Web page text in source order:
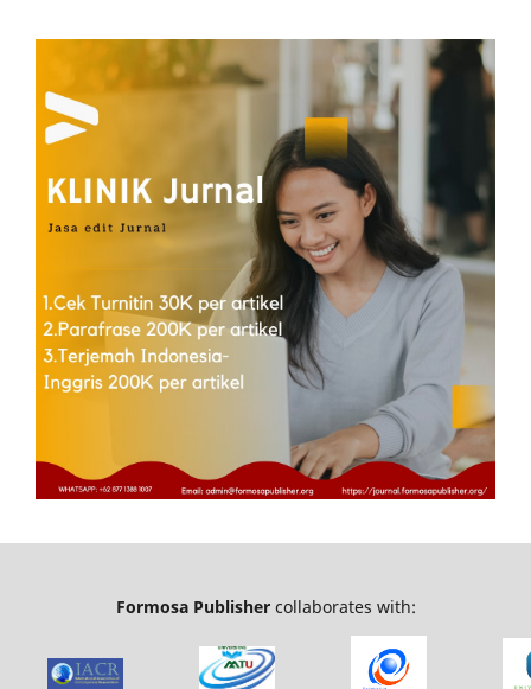
Formosa Publishercollaborates with: